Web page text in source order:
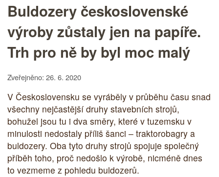
Buldozery československé
výroby zůstaly jen na papíře.
Trh pro ně by byl moc malý
Zveřejněno: 26. 6. 2020
V Československu se vyráběly v průběhu času snad
všechny nejčastější druhy stavebních strojů,
bohužel jsou tu i dva směry, které v tuzemsku v
minulosti nedostaly příliš šanci – traktorobagry a
buldozery. Oba tyto druhy strojů spojuje společný
příběh toho, proč nedošlo k výrobě, nicméně dnes
to vezmeme z pohledu buldozerů.